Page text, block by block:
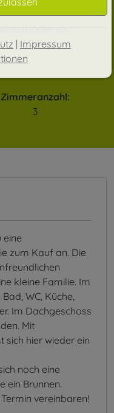
ca.:
80 m²
Zimmeranzahl:
3
eine
zum Kauf an. Die
kleine Familie. Im
WC, Küche,
Im Dachgeschoss
Mit
sich hier wieder ein
noch eine
ein Brunnen.
vereinbaren!
| Impressum